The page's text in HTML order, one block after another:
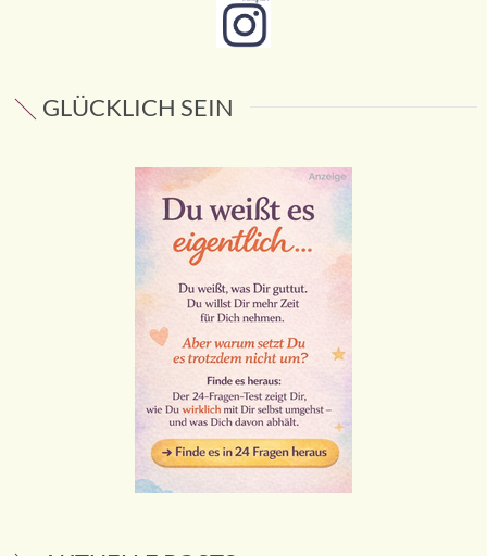
GLÜCKLICH SEIN